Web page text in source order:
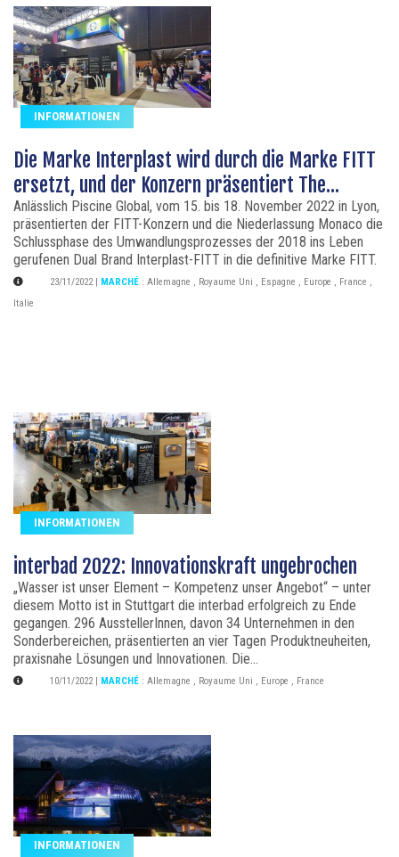
INFORMATIONEN
Die Marke Interplast wird durch die Marke FITT
ersetzt, und der Konzern präsentiert The...
Anlässlich Piscine Global, vom 15. bis 18. November 2022 in Lyon,
präsentierten der FITT-Konzern und die Niederlassung Monaco die
Schlussphase des Umwandlungsprozesses der 2018 ins Leben
gerufenen Dual Brand Interplast-FITT in die definitive Marke FITT.
23/11/2022 MARCHÉ : Allemagne , Royaume Uni , Espagne , Europe , France ,
Italie
INFORMATIONEN
interbad 2022: Innovationskraft ungebrochen
„Wasser ist unser Element – Kompetenz unser Angebot“ – unter
diesem Motto ist in Stuttgart die interbad erfolgreich zu Ende
gegangen. 296 AusstellerInnen, davon 34 Unternehmen in den
Sonderbereichen, präsentierten an vier Tagen Produktneuheiten,
praxisnahe Lösungen und Innovationen. Die...
10/11/2022 MARCHÉ : Allemagne , Royaume Uni , Europe , France
INFORMATIONEN